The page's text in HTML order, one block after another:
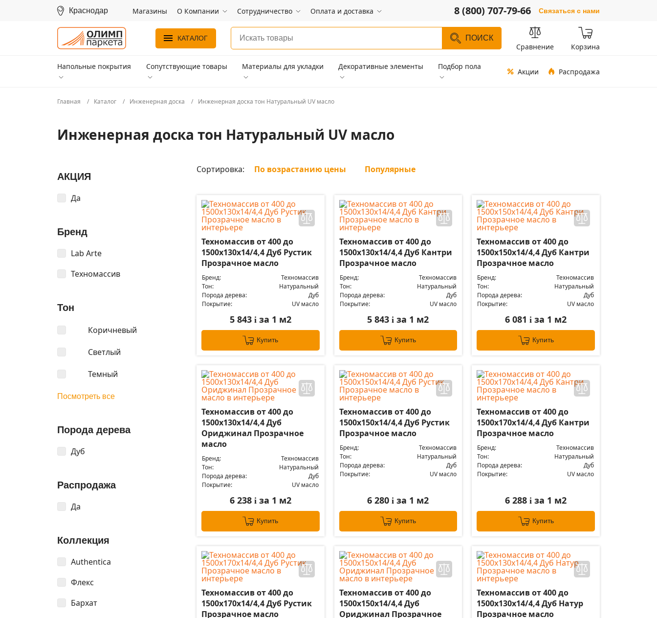
Краснодар Магазины О Компании Сотрудничество Оплата и доставка 8 (800) 707-79-66 Связаться с нами
КАТАЛОГ ПОИСК
Сравнение Корзина
Напольные покрытия Сопутствующие товары Материалы для укладки Декоративные элементы Подбор пола
Акции Распродажа
Главная Каталог Инженерная доска Инженерная доска тон Натуральный UV масло
Инженерная доска тон Натуральный UV масло
АКЦИЯ
Да
Бренд
Lab Arte
Техномассив
Тон
Коричневый
Светлый
Темный
Посмотреть все
Порода дерева
Дуб
Распродажа
Да
Коллекция
Authentica
Флекс
Бархат
Сортировка: По возрастанию цены Популярные
Техномассив от 400 до
1500х130х14/4,4 Дуб Рустик
Прозрачное масло
Бренд:
Техномассив
Тон:
Натуральный
Порода дерева:
Дуб
Покрытие:
UV масло
5 843 iза 1 м2
Купить
Техномассив от 400 до
1500х130х14/4,4 Дуб Кантри
Прозрачное масло
Бренд:
Техномассив
Тон:
Натуральный
Порода дерева:
Дуб
Покрытие:
UV масло
5 843i за 1 м2
Купить
Техномассив от 400 до
1500х150х14/4,4 Дуб Кантри
Прозрачное масло
Бренд:
Техномассив
Тон:
Натуральный
Порода дерева:
Дуб
Покрытие:
UV масло
6 081i за 1 м2
Купить
Техномассив от 400 до
1500х130х14/4,4 Дуб
Ориджинал Прозрачное
масло
Бренд:
Техномассив
Тон:
Натуральный
Порода дерева:
Дуб
Покрытие:
UV масло
6 238 iза 1 м2
Купить
Техномассив от 400 до
1500х150х14/4,4 Дуб Рустик
Прозрачное масло
Бренд:
Техномассив
Тон:
Натуральный
Порода дерева:
Дуб
Покрытие:
UV масло
6 280i за 1 м2
Купить
Техномассив от 400 до
1500х170х14/4,4 Дуб Кантри
Прозрачное масло
Бренд:
Техномассив
Тон:
Натуральный
Порода дерева:
Дуб
Покрытие:
UV масло
6 288i за 1 м2
Купить
Техномассив от 400 до
1500х170х14/4,4 Дуб Рустик
Прозрачное масло
Техномассив от 400 до
1500х150х14/4,4 Дуб
Ориджинал Прозрачное
Техномассив от 400 до
1500х130х14/4,4 Дуб Натур
Прозрачное масло